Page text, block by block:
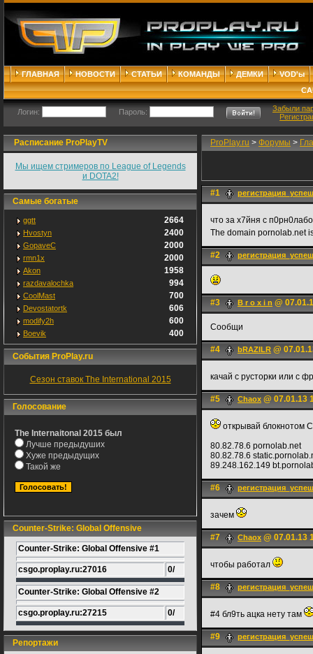
ГЛАВНАЯ НОВОСТИ СТАТЬИ КОМАНДЫ ДЕМКИ
VOD'ы
Логин: Пароль:
Забыли
Расписание ProPlayTV
Мы ищем стримеров по League of Legends
и DOTA2!
Самые богатые
ggtt 2664
Hvostyn 2400
GopaveC 2000
rmn1x 2000
Akon 1958
razdavalochka 994
CoolMast 700
Devostatortk 606
modify2h 600
Boevik 400
События ProPlay.ru
Сезон ставок The International 2015
Голосование
The Internaitonal 2015 был
Лучше предыдуших
Хуже предыдущих
Такой же
Counter-Strike: Global Offensive
Counter-Strike: Global Offensive #1
csgo.proplay.ru:27016 0/
Counter-Strike: Global Offensive #2
csgo.proplay.ru:27215 0/
Репортажи
ProPlay.ru > Форумы >
#1
что за х7йня с
The domain pornolab.net
#2
#3 B r o x i n @
Сообщи
#4 bRAZILR @
качай с русторки или с
#5 Chaox @ 07.01.13
открывай блокнотом
80.82.78.6 pornolab.net
80.82.78.6
89.248.162.149
#6
зачем
#7 Chaox @ 07.01.13
чтобы работал
#8
#4 бл9ть ацка нету там
#9